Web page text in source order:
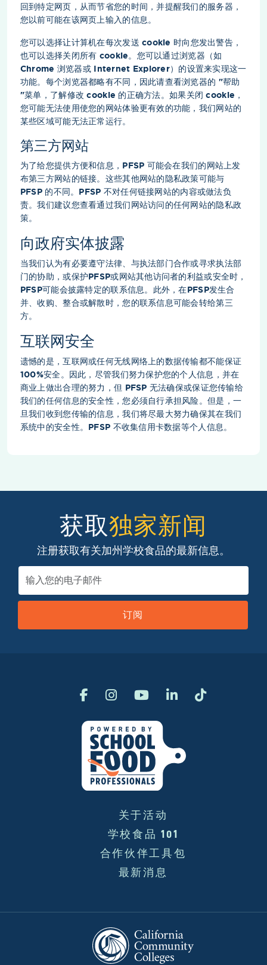
回到特定网页，从而节省您的时间，并提醒我们的服务器，
您以前可能在该网页上输入的信息。
您可以选择让计算机在每次发送 cookie 时向您发出警告，
也可以选择关闭所有 cookie。您可以通过浏览器（如
Chrome 浏览器或 Internet Explorer）的设置来实现这一
功能。每个浏览器都略有不同，因此请查看浏览器的 "帮助
"菜单，了解修改 cookie 的正确方法。如果关闭 cookie，
您可能无法使用使您的网站体验更有效的功能，我们网站的
某些区域可能无法正常运行。
第三方网站
为了给您提供方便和信息，PFSP 可能会在我们的网站上发
布第三方网站的链接。这些其他网站的隐私政策可能与
PFSP 的不同。PFSP 不对任何链接网站的内容或做法负
责。我们建议您查看通过我们网站访问的任何网站的隐私政
策。
向政府实体披露
当我们认为有必要遵守法律、与执法部门合作或寻求执法部
门的协助，或保护PFSP或网站其他访问者的利益或安全时，
PFSP可能会披露特定的联系信息。此外，在PFSP发生合
并、收购、整合或解散时，您的联系信息可能会转给第三
方。
互联网安全
遗憾的是，互联网或任何无线网络上的数据传输都不能保证
100%安全。因此，尽管我们努力保护您的个人信息，并在
商业上做出合理的努力，但 PFSP 无法确保或保证您传输给
我们的任何信息的安全性，您必须自行承担风险。但是，一
旦我们收到您传输的信息，我们将尽最大努力确保其在我们
系统中的安全性。PFSP 不收集信用卡数据等个人信息。
获取独家新闻
注册获取有关加州学校食品的最新信息。
订阅
关于活动
学校食品 101
合作伙伴工具包
最新消息